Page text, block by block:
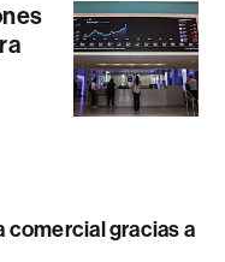
comercial gracias a